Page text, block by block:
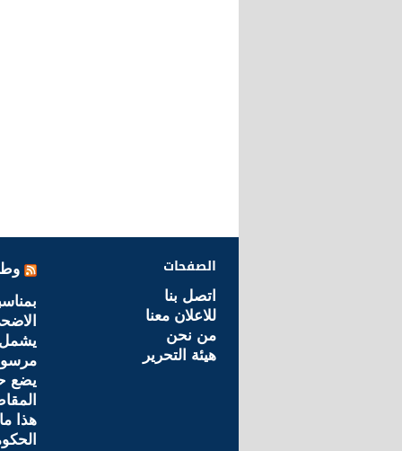
الصفحات
اتصل بنا
للاعلان معنا
من نحن
هيئة التحرير
يشمل 665 شخصا
يضع
هذا